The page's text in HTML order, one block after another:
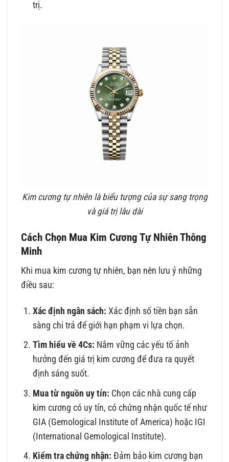
trị.
Kim cương tự nhiên là biểu tượng của sự sang trọng
và giá trị lâu dài
Cách Chọn Mua Kim Cương Tự Nhiên Thông
Minh
Khi mua kim cương tự nhiên, bạn nên lưu ý những
điều sau:
Xác định ngân sách: Xác định số tiền bạn sẵn
sàng chi trả để giới hạn phạm vi lựa chọn.
Tìm hiểu về 4Cs: Nắm vững các yếu tố ảnh
hưởng đến giá trị kim cương để đưa ra quyết
định sáng suốt.
Mua từ nguồn uy tín: Chọn các nhà cung cấp
kim cương có uy tín, có chứng nhận quốc tế như
GIA (Gemological Institute of America) hoặc IGI
(International Gemological Institute).
Kiểm tra chứng nhận: Đảm bảo kim cương bạn